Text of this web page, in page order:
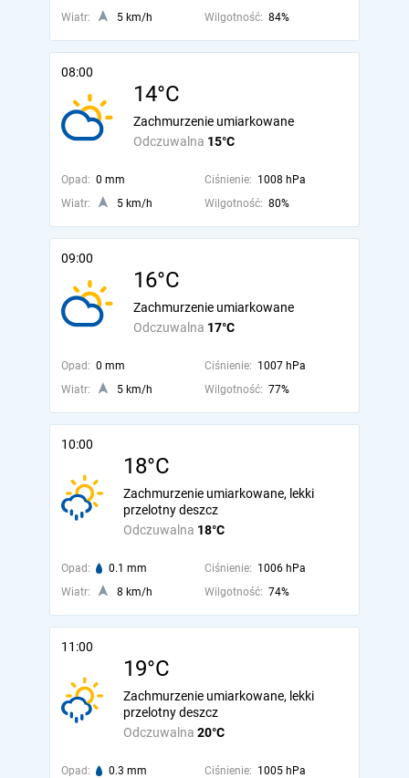
Wiatr: 5 km/h Wilgotność: 84%
08:00
14°C
Odczuwalna 15°C
Zachmurzenie umiarkowane
Opad: 0 mm Ciśnienie: 1008 hPa
Wiatr:
5 km/h Wilgotność: 80%
09:00
16°C
Odczuwalna 17°C
Zachmurzenie umiarkowane
Opad: 0 mm Ciśnienie: 1007 hPa
Wiatr:
5 km/h Wilgotność: 77%
10:00
18°C
Odczuwalna 18°C
Zachmurzenie umiarkowane, lekki
przelotny deszcz
Opad: 0.1 mm Ciśnienie: 1006 hPa
Wiatr:
8 km/h Wilgotność: 74%
11:00
19°C
Odczuwalna 20°C
Zachmurzenie umiarkowane, lekki
przelotny deszcz
Opad: 0.3 mm Ciśnienie: 1005 hPa